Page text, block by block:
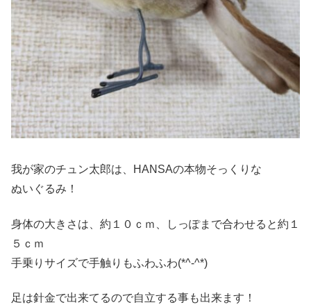
我が家のチュン太郎は、HANSAの本物そっくりな
ぬいぐるみ！
身体の大きさは、約１０ｃｍ、しっぽまで合わせると約１
５ｃｍ
手乗りサイズで手触りもふわふわ(*^-^*)
足は針金で出来てるので自立する事も出来ます！